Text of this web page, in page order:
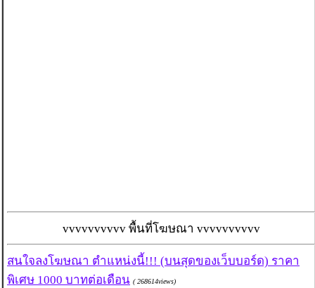
vvvvvvvvvv พื้นที่โฆษณา vvvvvvvvvv
สนใจลงโฆษณา ตำแหน่งนี้!!! (บนสุดของเว็บบอร์ด) ราคา
พิเศษ 1000 บาทต่อเดือน ( 268614views)